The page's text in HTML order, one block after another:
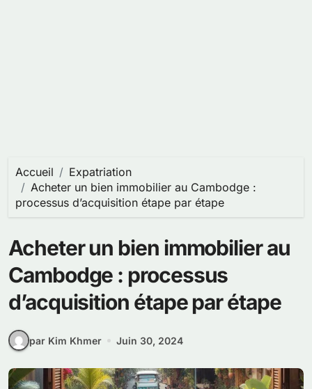
Accueil
Expatriation
Acheter un bien immobilier au Cambodge :
processus d’acquisition étape par étape
Acheter un bien immobilier au
Cambodge : processus
d’acquisition étape par étape
par Kim Khmer Juin 30, 2024